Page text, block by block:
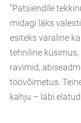
"Patsiendile
midagi läks
esiteks varaline
tehniline
ravimid,
töövõimetus.
kahju – läbi